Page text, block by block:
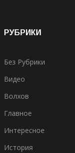
РУБРИКИ
Без Рубрики
Видео
Волхов
Главное
Интересное
История